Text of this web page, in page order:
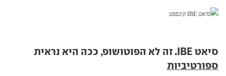
סיאט IBE. זה לא הפוטושופ, ככה היא נראית
ספורטיביות